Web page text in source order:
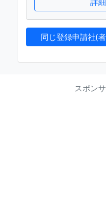
同じ登録申請社(
スポン